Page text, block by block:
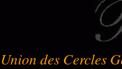
Union des Cercles